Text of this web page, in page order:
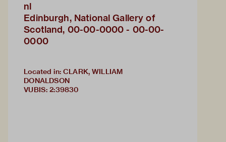
nl
Edinburgh, National Gallery of
Scotland, 00-00-0000 - 00-00-
0000
Located in: CLARK, WILLIAM
DONALDSON
VUBIS: 2:39830